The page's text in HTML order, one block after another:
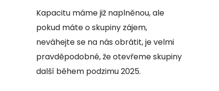
Kapacitu máme již naplněnou, ale
pokud máte o skupiny zájem,
neváhejte se na nás obrátit, je velmi
pravděpodobné, že otevřeme skupiny
další během podzimu 2025.